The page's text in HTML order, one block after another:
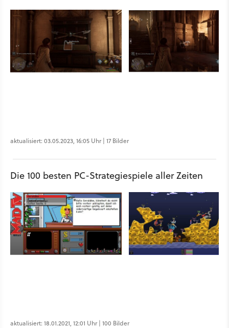
aktualisiert: 03.05.2023, 16:05 Uhr | 17 Bilder
Die 100 besten PC-Strategiespiele aller Zeiten
aktualisiert: 18.01.2021, 12:01 Uhr | 100 Bilder